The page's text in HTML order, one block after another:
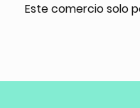
Este comercio solo